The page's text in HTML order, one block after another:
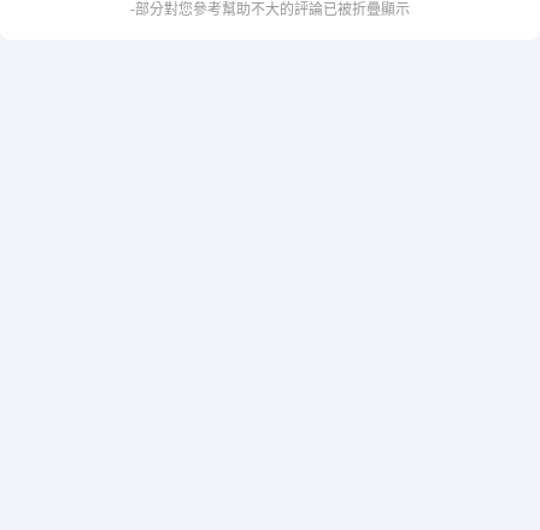
-部分對您參考幫助不大的評論已被折疊顯示